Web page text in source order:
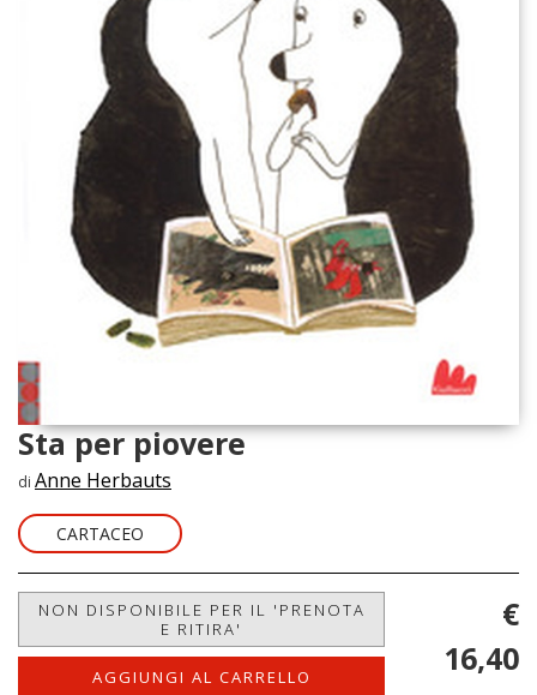
Sta per piovere
di Anne Herbauts
CARTACEO
NON DISPONIBILE PER IL 'PRENOTA
E RITIRA'
AGGIUNGI AL CARRELLO
€
16,40